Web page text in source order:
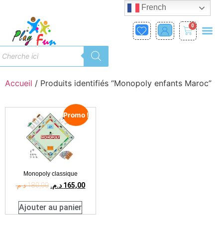
0
Accueil / Produits identifiés “Monopoly enfants Maroc”
Promo !
Monopoly classique
180,00د.م. 165,00 د.م.
Ajouter au panier
French